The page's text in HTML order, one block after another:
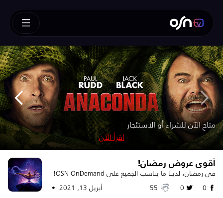
متاح الآن للشراء أو الاستئجار
اقرأ الآن
How To Train Your Dragon
!متوفر للشراء الآن
اقرأ الآن
!متوفر الآن للشراء أو الاستئجار – SUPERMAN
اقرأ الآن
متوفر الآن للشراء
اقرأ الآن
متوفر للشراء أو الاستئجار – تابعه قبل الآخرين
اقرأ الآن
أقوى عروض رمضان!
في رمضان، لدينا ما يناسب الجميع على OSN OnDemand!
أبريل 13, 2021 •